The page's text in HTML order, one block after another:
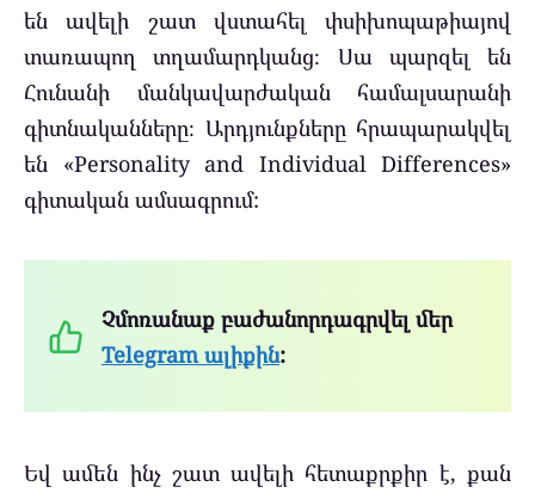
են ավելի շատ վստահել փսիխոպաթիայով
տառապող տղամարդկանց։ Սա պարզել են
Հունանի մանկավարժական համալսարանի
գիտնականները։ Արդյունքները հրապարակվել
են «Personality and Individual Differences»
գիտական ամսագրում:
Չմոռանաք բաժանորդագրվել մեր
Telegram ալիքին:
Եվ ամեն ինչ շատ ավելի հետաքրքիր է, քան